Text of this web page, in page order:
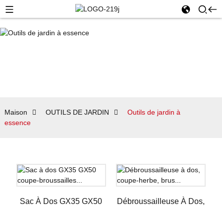
Maison OUTILS DE JARDIN
Outils de jardin à
essence
Sac À Dos GX35 GX50
Débroussailleuse À Dos,